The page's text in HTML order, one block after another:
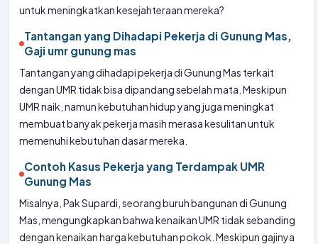
untuk meningkatkan kesejahteraan mereka?
Tantangan yang Dihadapi Pekerja di Gunung Mas,
Gaji umr gunung mas
Tantangan yang dihadapi pekerja di Gunung Mas terkait
dengan UMR tidak bisa dipandang sebelah mata. Meskipun
UMR naik, namun kebutuhan hidup yang juga meningkat
membuat banyak pekerja masih merasa kesulitan untuk
memenuhi kebutuhan dasar mereka.
Contoh Kasus Pekerja yang Terdampak UMR
Gunung Mas
Misalnya, Pak Supardi, seorang buruh bangunan di Gunung
Mas, mengungkapkan bahwa kenaikan UMR tidak sebanding
dengan kenaikan harga kebutuhan pokok. Meskipun gajinya